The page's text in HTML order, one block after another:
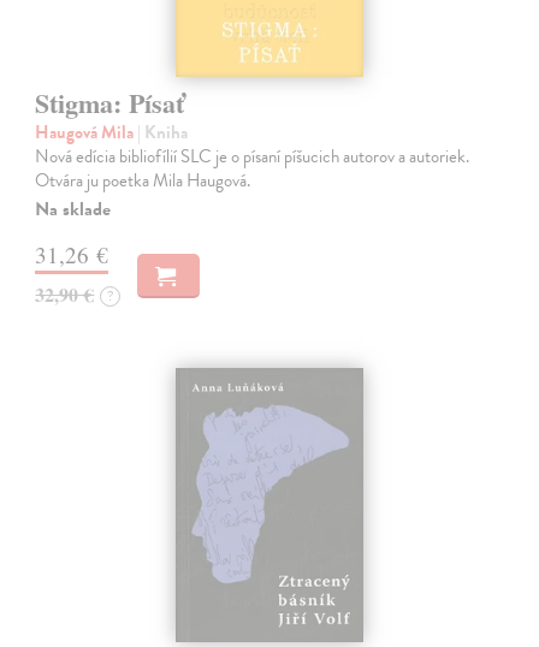
Stigma: Písať
Haugová Mila| Kniha
Nová edícia bibliofílií SLC je o písaní píšucich autorov a autoriek.
Otvára ju poetka Mila Haugová.
Na sklade
31,26 €
32,90 € ?